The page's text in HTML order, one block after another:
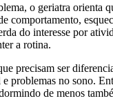
o geriatra orienta
comportamento,
do interesse por
a rotina.
precisam ser
problemas no sono.
de menos